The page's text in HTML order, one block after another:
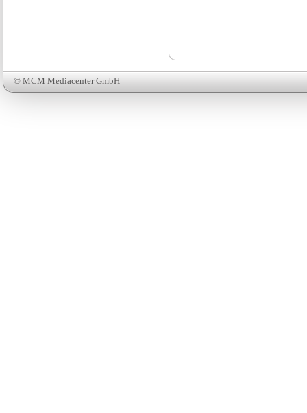
© MCM Mediacenter GmbH